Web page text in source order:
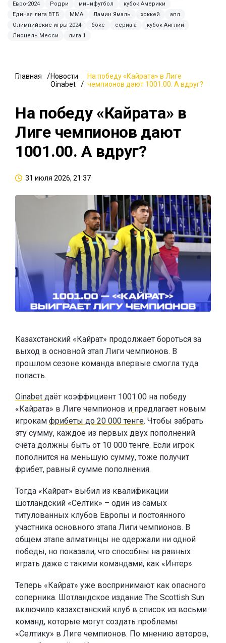
Евро-2024
Родри минифутбол
кубок Америки
Единая лига ВТБ
ММА Ламин Ямаль хоккей
апл
Олимпийские игры 2024
бокс сериа а
кубок Англии
Лионель Месси
лига 1
Главная
Новости
Oinabet
На победу «Кайрата» в Лиге
чемпионов дают 1001.00. А вдруг?
На победу «Кайрата» в
Лиге чемпионов дают
1001.00. А вдруг?
31 июля 2026, 21:37
Казахстанский «Кайрат» продолжает бороться за
выход в основной этап Лиги чемпионов. В
прошлом сезоне команда впервые смогла туда
попасть.
Oinabet даёт коэффициент 1001.00 на победу
«Кайрата» в Лиге чемпионов и предлагает новым
игрокам фрибеты до 20 000 тенге. Чтобы забрать
эту сумму, каждое из первых двух пополнений
счёта должны быть от 10 000 тенге. Если игрок
пополнится на меньшую сумму, тоже получит
фрибет, равный сумме пополнения.
Тогда «Кайрат» выбил из квалификации
шотландский «Селтик» – один из самых
титулованных клубов Европы и постоянного
участника основного этапа Лиги чемпионов. В
общем этапе алматинцы не одержали ни одной
победы, но показали, что способны на равных
играть даже с такими командами, как «Интер».
Теперь «Кайрат» уже воспринимают как опасного
соперника. Шотландское издание The Scottish Sun
включило казахстанский клуб в список из восьми
команд, которые могут создать проблемы
«Селтику» в Лиге чемпионов. По мнению авторов,